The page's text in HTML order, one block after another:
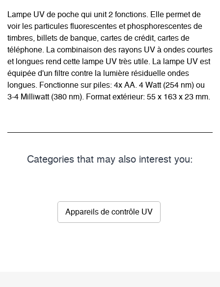
Lampe UV de poche qui unit 2 fonctions. Elle permet de
voir les particules fluorescentes et phosphorescentes de
timbres, billets de banque, cartes de crédit, cartes de
téléphone. La combinaison des rayons UV à ondes courtes
et longues rend cette lampe UV très utile. La lampe UV est
équipée d'un filtre contre la lumière résiduelle ondes
longues. Fonctionne sur piles: 4x AA. 4 Watt (254 nm) ou
3-4 Milliwatt (380 nm). Format extérieur: 55 x 163 x 23 mm.
Categories that may also interest you:
Appareils de contrôle UV